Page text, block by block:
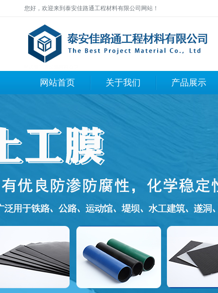
您好，欢迎来到泰安佳路通工程材料有限公司网站！
网站首页 关于我们 产品展示